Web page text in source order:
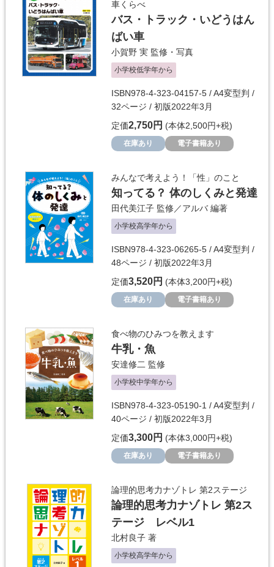
車くらべ
バス・トラック・いどうはん
ばい車
小賀野 実 監修・写真
小学校低学年から
ISBN978-4-323-04157-5 / A4変型判 /
32ページ / 初版2022年3月
定価2,750円 (本体2,500円+税)
在庫あり 電子書籍あり
みんなで考えよう！「性」のこと
知ってる？ 体のしくみと発達
田代美江子 監修／アルバ編著
小学校高学年から
ISBN978-4-323-06265-5 / A4変型判 /
48ページ / 初版2022年3月
定価3,520円 (本体3,200円+税)
在庫あり 電子書籍あり
食べ物のひみつを教えます
牛乳・魚
安達修二 監修
小学校中学年から
ISBN978-4-323-05190-1 / A4変型判 /
40ページ / 初版2022年3月
定価3,300円 (本体3,000円+税)
在庫あり 電子書籍あり
論理的思考力ナゾトレ 第2ステージ
論理的思考力ナゾトレ 第2ス
テージ レベル1
北村良子 著
小学校高学年から